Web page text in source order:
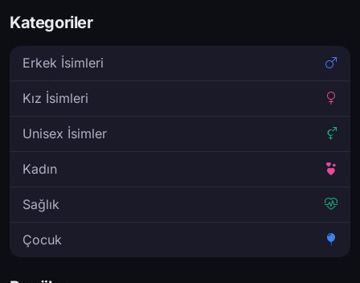
Kategoriler
Erkek İsimleri
Kız İsimleri
Unisex İsimler
Kadın
Sağlık
Çocuk